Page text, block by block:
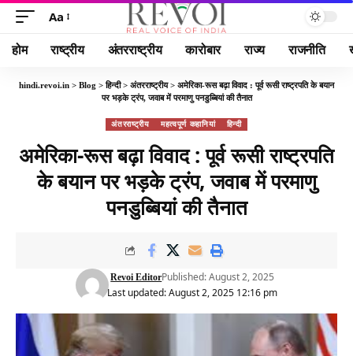
Aa
होम राष्ट्रीय अंतरराष्ट्रीय कारोबार राज्य राजनीति
hindi.revoi.in > Blog >हिन्दी> अंतरराष्ट्रीय> अमेरिका-रूस बढ़ा विवाद : पूर्व रूसी राष्ट्रपति के बयान
पर भड़के ट्रंप, जवाब में परमाणु पनडुब्बियां की तैनात
अंतरराष्ट्रीय महत्वपूर्ण कहानियां हिन्दी
अमेरिका-रूस बढ़ा विवाद : पूर्व रूसी राष्ट्रपति
के बयान पर भड़के ट्रंप, जवाब में परमाणु
पनडुब्बियां की तैनात
Last updated: August 2, 2025 12:16 pm
Revoi EditorPublished: August 2, 2025